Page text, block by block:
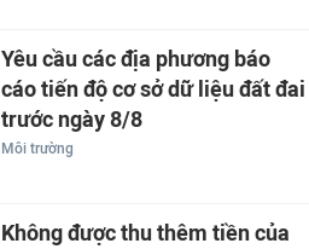
Yêu cầu các địa phương báo
cáo tiến độ cơ sở dữ liệu đất đai
trước ngày 8/8
Môi trường
Không được thu thêm tiền của